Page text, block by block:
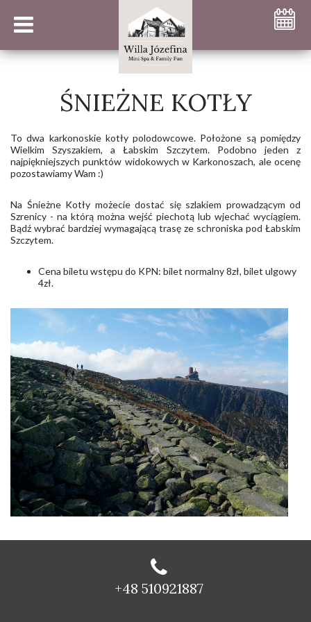
ŚNIEŻNE KOTŁY
To dwa karkonoskie kotły polodowcowe. Położone są pomiędzy
Wielkim Szyszakiem, a Łabskim Szczytem. Podobno jeden z
najpiękniejszych punktów widokowych w Karkonoszach, ale ocenę
pozostawiamy Wam :)
Na Śnieżne Kotły możecie dostać się szlakiem prowadzącym od
Szrenicy - na którą można wejść piechotą lub wjechać wyciągiem.
Bądź wybrać bardziej wymagającą trasę ze schroniska pod Łabskim
Szczytem.
Cena biletu wstępu do KPN: bilet normalny 8zł, bilet ulgowy
4zł.
+48 510921887